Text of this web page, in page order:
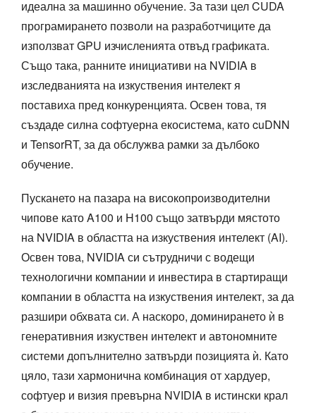
идеална за машинно обучение. За тази цел CUDA
програмирането позволи на разработчиците да
използват GPU изчисленията отвъд графиката.
Също така, ранните инициативи на NVIDIA в
изследванията на изкуствения интелект я
поставиха пред конкуренцията. Освен това, тя
създаде силна софтуерна екосистема, като cuDNN
и TensorRT, за да обслужва рамки за дълбоко
обучение.
Пускането на пазара на високопроизводителни
чипове като A100 и H100 също затвърди мястото
на NVIDIA в областта на изкуствения интелект (AI).
Освен това, NVIDIA си сътрудничи с водещи
технологични компании и инвестира в стартиращи
компании в областта на изкуствения интелект, за да
разшири обхвата си. А наскоро, доминирането ѝ в
генеративния изкуствен интелект и автономните
системи допълнително затвърди позицията ѝ. Като
цяло, тази хармонична комбинация от хардуер,
софтуер и визия превърна NVIDIA в истински крал